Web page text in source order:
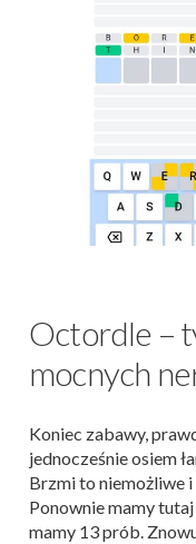
Octordle –
mocnych
Koniec zabawy,
jednocześnie osiem
Brzmi to niemożliwe
Ponownie mamy
mamy 13 prób.